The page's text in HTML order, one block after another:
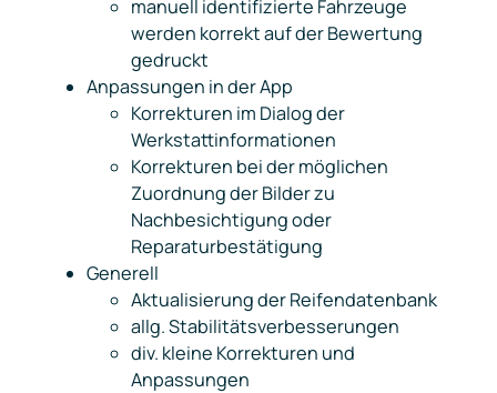
manuell identifizierte Fahrzeuge
werden korrekt auf der Bewertung
gedruckt
Anpassungen in der App
Korrekturen im Dialog der
Werkstattinformationen
Korrekturen bei der möglichen
Zuordnung der Bilder zu
Nachbesichtigung oder
Reparaturbestätigung
Generell
Aktualisierung der Reifendatenbank
allg. Stabilitätsverbesserungen
div. kleine Korrekturen und
Anpassungen